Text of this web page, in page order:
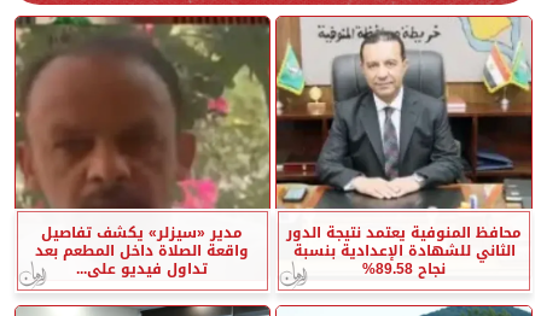
محافظ المنوفية يعتمد نتيجة الدور
الثاني للشهادة الإعدادية بنسبة
نجاح 89.58%
مدير «سيزلر» يكشف تفاصيل
واقعة الصلاة داخل المطعم بعد
تداول فيديو على...